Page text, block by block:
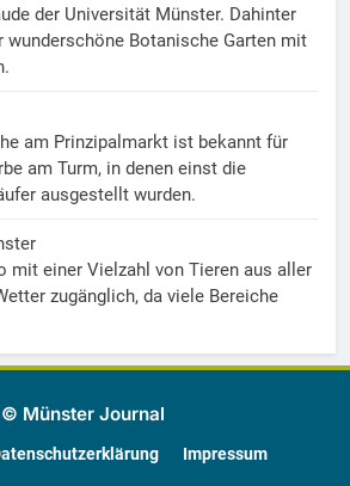
der Universität Münster. Dahinter
Botanische Garten mit
am Prinzipalmarkt ist bekannt für
am Turm, in denen einst die
ausgestellt wurden.
mit einer Vielzahl von Tieren aus aller
zugänglich, da viele Bereiche
© Münster Journal
Impressum